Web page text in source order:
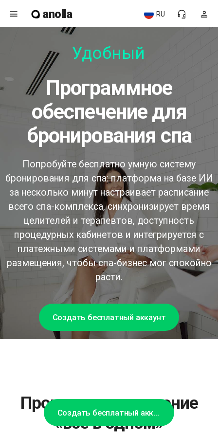
menu anolla person
headset_mic
RU
Удобный
программное
обеспечение для
бронирования спа
Попробуйте бесплатно умную систему
бронирования для спа: платформа на базе ИИ
за несколько минут настраивает расписание
всего спа-комплекса, синхронизирует время
целителей и терапевтов, доступность
процедурных кабинетов и интегрируется с
платежными системами и платформами
размещения, чтобы спа-бизнес мог спокойно
расти.
Создать бесплатный аккаунт
Создать бесплатный аккаунт
Программное решение
«всё в одном»